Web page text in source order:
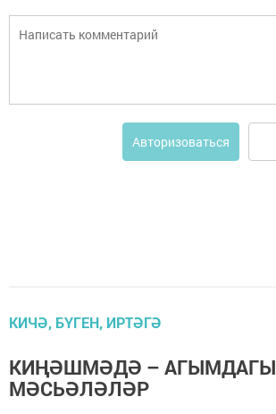
Авторизоваться
КИЧӘ, БҮГЕН, ИРТӘГӘ
КИҢӘШМӘДӘ – АГЫМДАГЫ
МӘСЬӘЛӘЛӘР